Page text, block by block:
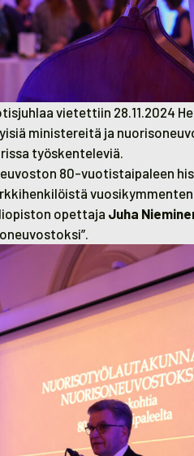
vietettiin 28.11.2024
ministereitä ja
työskenteleviä.
80-vuotistaipaleen
opettaja Juha